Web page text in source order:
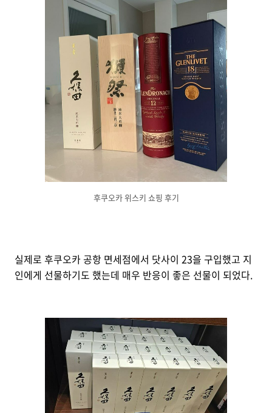
후쿠오카 위스키 쇼핑 후기
실제로 후쿠오카 공항 면세점에서 닷사이 23을 구입했고 지
인에게 선물하기도 했는데 매우 반응이 좋은 선물이 되었다.